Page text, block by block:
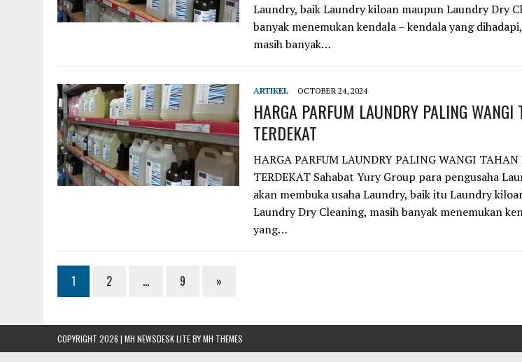
Laundry, baik Laundry kiloan maupun Laundry Dry
banyak menemukan kendala – kendala yang
masih banyak…
ARTIKEL OCTOBER 24, 2024
HARGA PARFUM LAUNDRY PALING
TERDEKAT
HARGA PARFUM LAUNDRY PALING WANGI
TERDEKAT Sahabat Yury Group para pengusaha
akan membuka usaha Laundry, baik itu Laundry
Laundry Dry Cleaning, masih banyak menemukan
yang…
1 2 … 9 »
COPYRIGHT 2026 | MH NEWSDESK LITE BYMH THEMES